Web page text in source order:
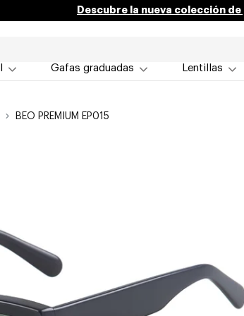
Descubre la nueva colección de
Gafas graduadas Lentillas
BEO PREMIUM EP015